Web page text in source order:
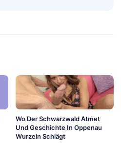
Wo Der Schwarzwald Atmet
Und Geschichte In Oppenau
Wurzeln Schlägt